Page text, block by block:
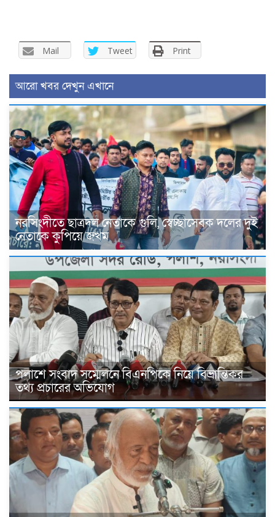
Mail Tweet Print
আরো খবর দেখুন এখানে
নরসিংদীতে ছাত্রদল নেতাকে গুলি, স্বেচ্ছাসেবক দলের দুই
নেতাকে কুপিয়ে জখম
পলাশে সংবাদ সম্মেলনে বিএনপিকে নিয়ে বিভ্রান্তিকর
তথ্য প্রচারের অভিযোগ